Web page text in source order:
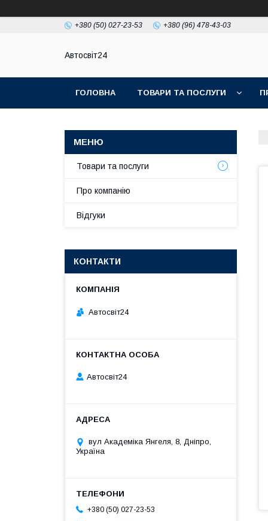
+380 (50) 027-23-53 +380 (96) 478-43-03
Автосвіт24
ГОЛОВНА ТОВАРИ ТА ПОСЛУГИ
Товари та послуги
Про компанію
Відгуки
КОНТАКТИ
Автосвіт24
Автосвіт24
вул Академіка Янгеля, 8, Дніпро,
Україна
+380 (50) 027-23-53